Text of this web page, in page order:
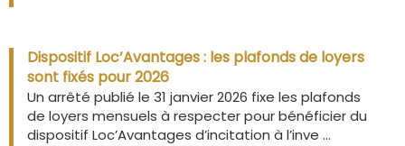
Dispositif Loc’Avantages : les plafonds de loyers
sont fixés pour 2026
Un arrêté publié le 31 janvier 2026 fixe les plafonds
de loyers mensuels à respecter pour bénéficier du
dispositif Loc’Avantages d’incitation à l’inve ...